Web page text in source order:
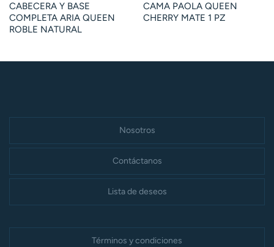
CABECERA Y BASE
COMPLETA ARIA QUEEN
ROBLE NATURAL
CAMA PAOLA QUEEN
CHERRY MATE 1 PZ
Nosotros
Contáctanos
Lista de deseos
Términos y condiciones